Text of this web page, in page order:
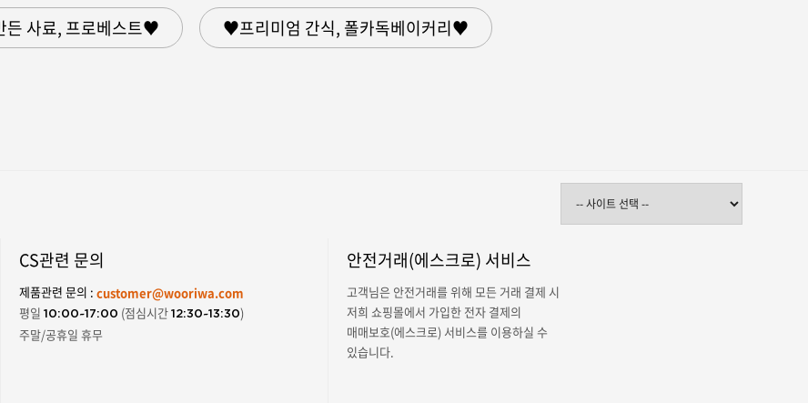
사료, 프로베스트♥ ♥프리미엄 간식, 폴카독베이커리♥
CS관련 문의
제품관련 문의 : customer@wooriwa.com
평일
10:00~17:00 (점심시간 12:30~13:30)
주말/공휴일 휴무
안전거래(에스크로) 서비스
고객님은 안전거래를 위해 모든 거래 결제 시
저희 쇼핑몰에서 가입한 전자 결제의
매매보호(에스크로) 서비스를 이용하실 수
있습니다.